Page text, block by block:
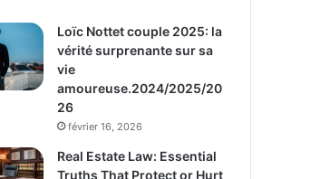
Loïc Nottet couple 2025: la
vérité surprenante sur sa
vie
amoureuse.2024/2025/20
26
février 16, 2026
Real Estate Law: Essential
Truths That Protect or Hurt